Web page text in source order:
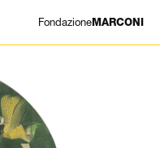
FondazioneMARCONI